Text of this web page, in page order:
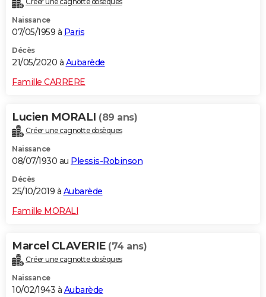
Naissance
07/05/1959 à Paris
Décès
21/05/2020 à Aubarède
Famille CARRERE
Lucien MORALI (89 ans)
Créer une cagnotte obsèques
Naissance
08/07/1930 au Plessis-Robinson
Décès
25/10/2019 à Aubarède
Famille MORALI
Marcel CLAVERIE (74 ans)
Créer une cagnotte obsèques
Naissance
10/02/1943 à Aubarède